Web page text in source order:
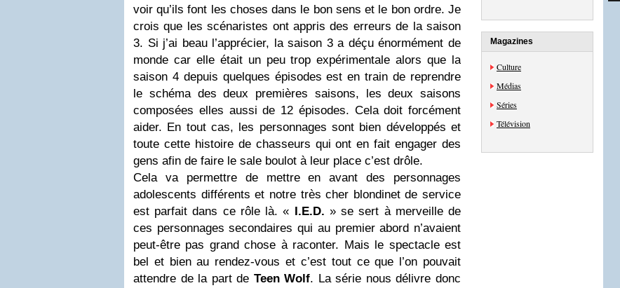
voir qu’ils font les choses dans le bon sens et le bon ordre. Je
crois que les scénaristes ont appris des erreurs de la saison
3. Si j’ai beau l’apprécier, la saison 3 a déçu énormément de
monde car elle était un peu trop expérimentale alors que la
saison 4 depuis quelques épisodes est en train de reprendre
le schéma des deux premières saisons, les deux saisons
composées elles aussi de 12 épisodes. Cela doit forcément
aider. En tout cas, les personnages sont bien développés et
toute cette histoire de chasseurs qui ont en fait engager des
gens afin de faire le sale boulot à leur place c’est drôle.
Cela va permettre de mettre en avant des personnages
adolescents différents et notre très cher blondinet de service
est parfait dans ce rôle là. « I.E.D. » se sert à merveille de
ces personnages secondaires qui au premier abord n’avaient
peut-être pas grand chose à raconter. Mais le spectacle est
bel et bien au rendez-vous et c’est tout ce que l’on pouvait
attendre de la part de Teen Wolf. La série nous délivre donc
Magazines
Culture
Médias
Séries
Télévision